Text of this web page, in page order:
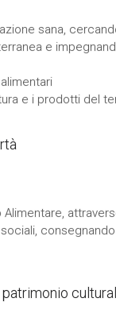
sana,
e
e i prodotti del
Alimentare,